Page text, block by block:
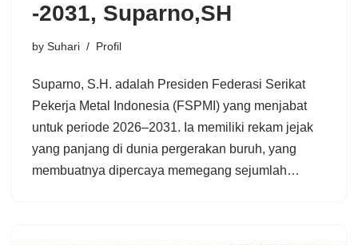
-2031, Suparno,SH
by Suhari Profil
Suparno, S.H. adalah Presiden Federasi Serikat
Pekerja Metal Indonesia (FSPMI) yang menjabat
untuk periode 2026–2031. Ia memiliki rekam jejak
yang panjang di dunia pergerakan buruh, yang
membuatnya dipercaya memegang sejumlah…